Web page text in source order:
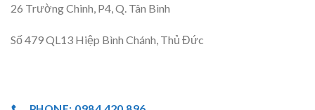
26 Trường Chinh, P4, Q. Tân Bình
Số 479 QL13 Hiệp Bình Chánh, Thủ Đức